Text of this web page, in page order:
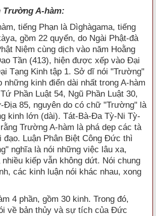
A-hàm:
tiếng Phạn là Dìghàgama, tiếng
gồm 22 quyển, do Ngài Phật-đà
Niệm cùng dịch vào năm Hoằng
Tần (413), hiện được xếp vào Đại
Tạng Kinh tập 1. Sở dĩ nói "Trường"
những kinh điển dài nhất trong A-hàm
Phần Luật 54, Ngũ Phần Luật 30,
Địa 85, nguyên do có chữ "Trường" là
kinh lớn (dài). Tát-Bà-Đa Tỳ-Ni Tỳ-
Trường A-hàm là phá dẹp các tà
đạo. Luận Phân Biệt Công Đức thì
nghĩa là nói những việc lâu xa,
kiếp vẫn không dứt. Nói chung
các kinh luận nói khác nhau, xong
4 phần, gồm 30 kinh. Trong đó,
về bản thủy và sự tích của Đức